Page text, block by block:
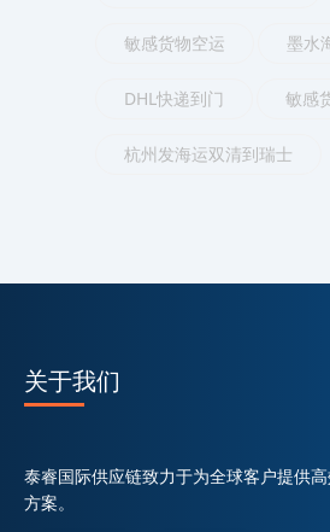
敏感货物空运 墨水
DHL快递到门 敏感
杭州发海运双清到瑞士
关于我们
泰睿国际供应链致力于为全球客户提供
方案。